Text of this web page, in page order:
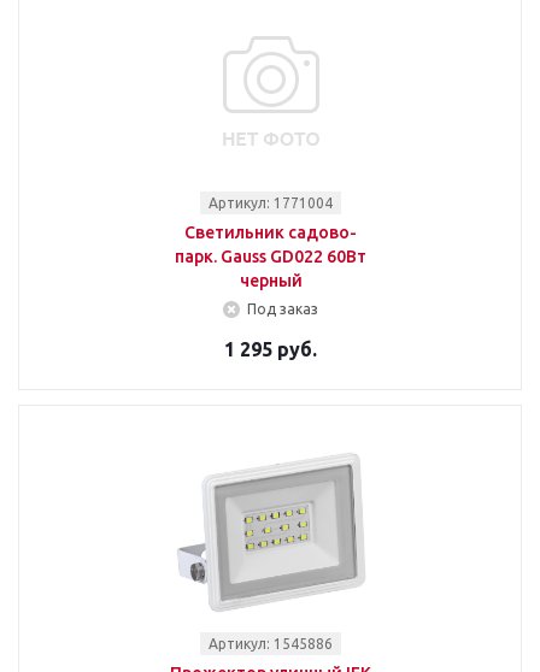
Артикул: 1771004
Светильник садово-
парк. Gauss GD022 60Вт
черный
Под заказ
1 295 руб.
Артикул: 1545886